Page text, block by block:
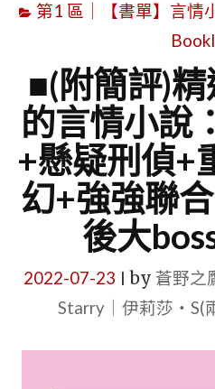
第1 區｜【書單】言情
■(附簡評)
的言情小說
+懸疑刑偵+
幻+強強聯
後大
2022-07-23 by 蒼野之
Starry｜伊莉莎・S(